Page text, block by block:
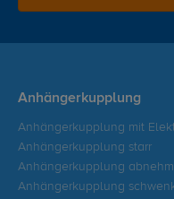
Anhängerkupplung
Anhängerkupplung mit
Anhängerkupplung starr
Anhängerkupplung
Anhängerkupplung